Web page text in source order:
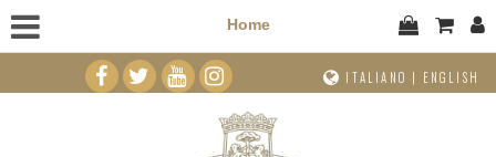
Home
ITALIANO | ENGLISH